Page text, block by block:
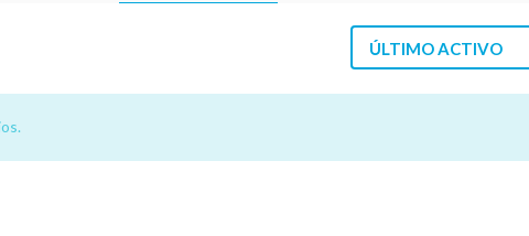
ÚLTIMO ACTIVO